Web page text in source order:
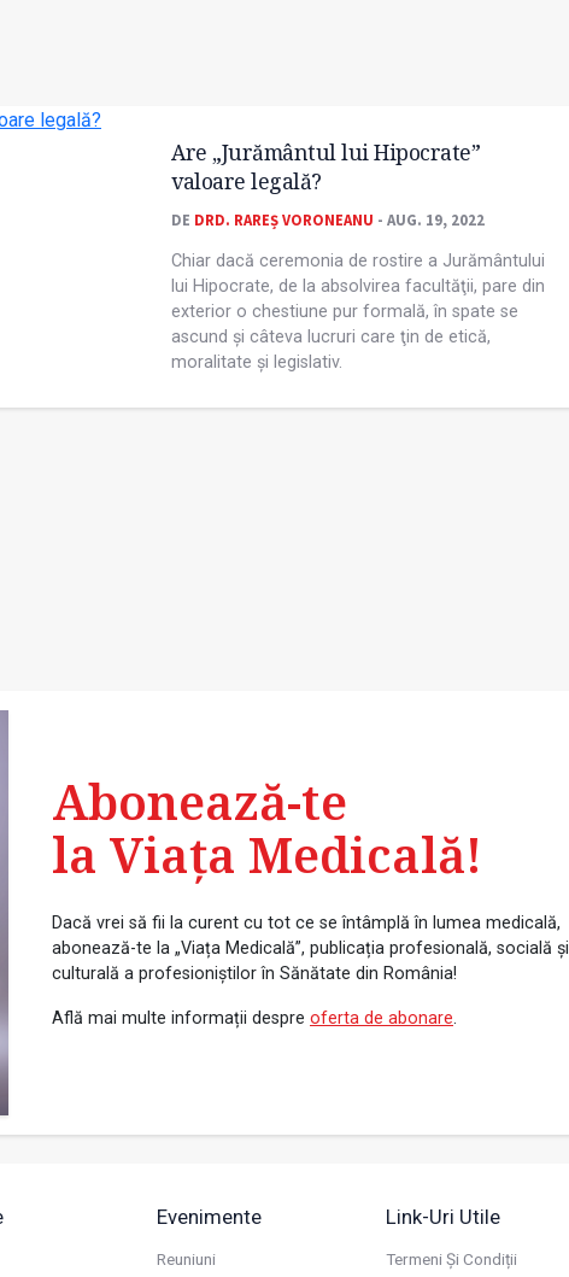
Are „Jurământul lui Hipocrate”
valoare legală?
DE DRD. RAREȘ VORONEANU - AUG. 19, 2022
Chiar dacă ceremonia de rostire a Jurământului
lui Hipocrate, de la absolvirea facultăţii, pare din
exterior o chestiune pur formală, în spate se
ascund și câteva lucruri care ţin de etică,
moralitate și legislativ.
Abonează-te
la Viața Medicală!
Dacă vrei să fii la curent cu tot ce se întâmplă în lumea medicală,
abonează-te la „Viața Medicală”, publicația profesională, socială și
culturală a profesioniștilor în Sănătate din România!
Află mai multe informații despre oferta de abonare.
Evenimente
Reuniuni
Link-Uri Utile
Termeni Și Condiții